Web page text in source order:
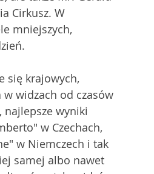
Cirkusz. W
mniejszych,
się krajowych,
w widzach od czasów
najlepsze wyniki
w Czechach,
w Niemczech i tak
samej albo nawet